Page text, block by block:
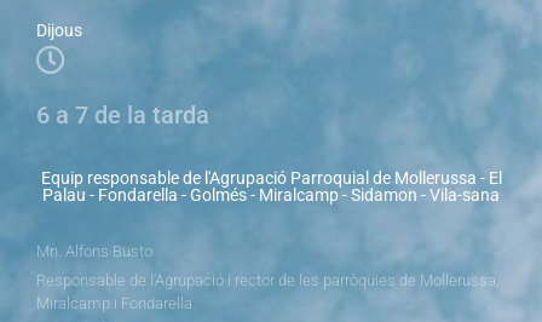
Dijous
6 a 7 de la tarda
Equip responsable de l'Agrupació Parroquial de Mollerussa - El
Palau - Fondarella - Golmés - Miralcamp - Sidamon - Vila-sana
Mn. Alfons Busto
Responsable de l’Agrupació i rector de les parròquies de Mollerussa,
Miralcamp i Fondarella